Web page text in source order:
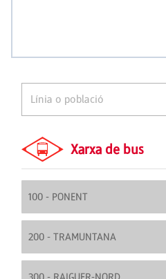
Xarxa de bus
100 - PONENT
200 - TRAMUNTANA